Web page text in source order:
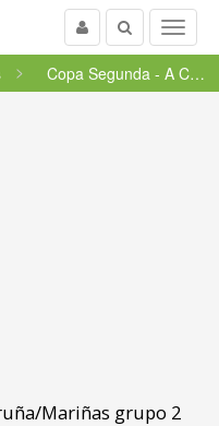
Menu
Buscar
Usuario
Copa Segunda - A Coruña/Mari�...
Mariñas grupo 2